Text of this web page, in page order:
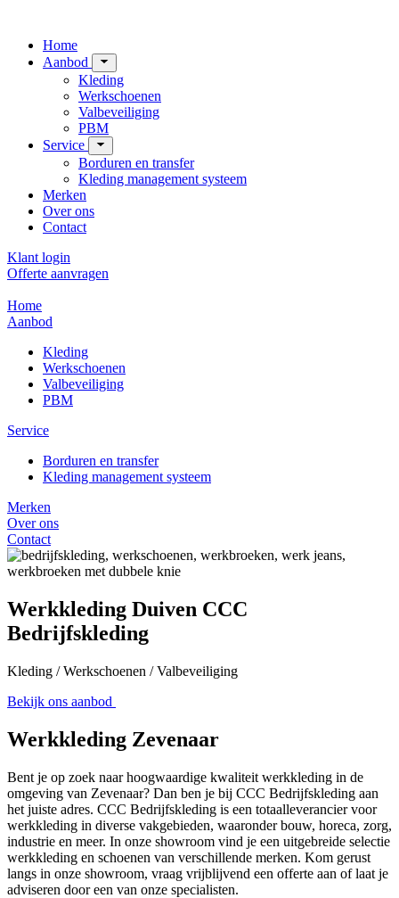
Home
Aanbod
Kleding
Werkschoenen
Valbeveiliging
PBM
Service
Borduren en transfer
Kleding management systeem
Merken
Over ons
Contact
Klant login
Offerte aanvragen
Home
Aanbod
Kleding
Werkschoenen
Valbeveiliging
PBM
Service
Borduren en transfer
Kleding management systeem
Merken
Over ons
Contact
Werkkleding Duiven CCC
Bedrijfskleding
Kleding / Werkschoenen / Valbeveiliging
Bekijk ons aanbod
Werkkleding Zevenaar
Bent je op zoek naar hoogwaardige kwaliteit werkkleding in de
omgeving van Zevenaar? Dan ben je bij CCC Bedrijfskleding aan
het juiste adres. CCC Bedrijfskleding is een totaalleverancier voor
werkkleding in diverse vakgebieden, waaronder bouw, horeca, zorg,
industrie en meer. In onze showroom vind je een uitgebreide selectie
werkkleding en schoenen van verschillende merken. Kom gerust
langs in onze showroom, vraag vrijblijvend een offerte aan of laat je
adviseren door een van onze specialisten.